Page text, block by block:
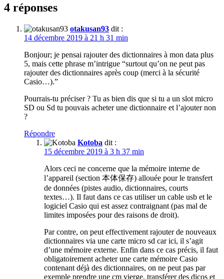
4 réponses
otakusan93 dit :
14 décembre 2019 à 21 h 31 min
Bonjour; je pensai rajouter des dictionnaires à mon data plus
5, mais cette phrase m’intrigue “surtout qu’on ne peut pas
rajouter des dictionnaires après coup (merci à la sécurité
Casio…).”
Pourrais-tu préciser ? Tu as bien dis que si tu a un slot micro
SD ou Sd tu pouvais acheter une dictionnaire et l’ajouter non
?
Répondre
Kotoba dit :
15 décembre 2019 à 3 h 37 min
Alors ceci ne concerne que la mémoire interne de
l’appareil (section 本体保存) allouée pour le transfert
de données (pistes audio, dictionnaires, courts
textes…). Il faut dans ce cas utiliser un cable usb et le
logiciel Casio qui est assez contraignant (pas mal de
limites imposées pour des raisons de droit).
Par contre, on peut effectivement rajouter de nouveaux
dictionnaires via une carte micro sd car ici, il s’agit
d’une mémoire externe. Enfin dans ce cas précis, il faut
obligatoirement acheter une carte mémoire Casio
contenant déjà des dictionnaires, on ne peut pas par
exemple prendre une cm vierge, transférer des dicos et